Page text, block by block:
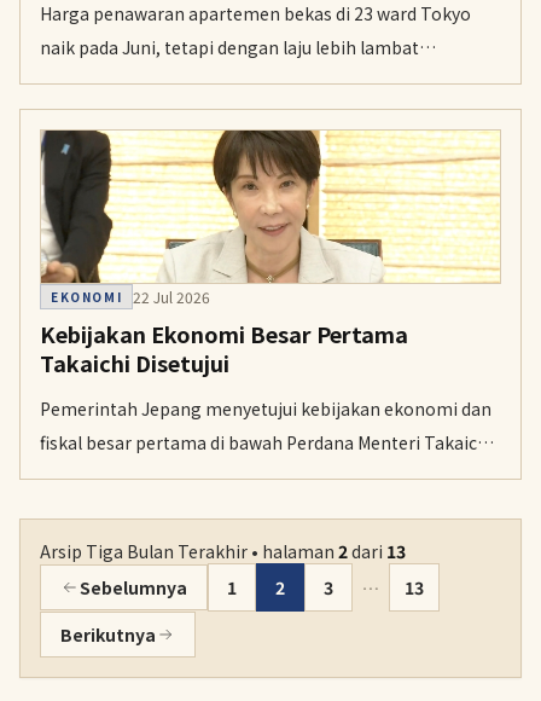
Harga penawaran apartemen bekas di 23 ward Tokyo
naik pada Juni, tetapi dengan laju lebih lambat
dibanding Mei. Harga rata-rata unit 70 meter persegi
sedikit di atas 127 juta yen.
EKONOMI 22 Jul 2026
Kebijakan Ekonomi Besar Pertama
Takaichi Disetujui
Pemerintah Jepang menyetujui kebijakan ekonomi dan
fiskal besar pertama di bawah Perdana Menteri Takaichi
Sanae. Langkah itu menargetkan lonjakan investasi
Arsip Tiga Bulan Terakhir • halaman 2dari 13
Sebelumnya
1 2 3 …
13
Berikutnya